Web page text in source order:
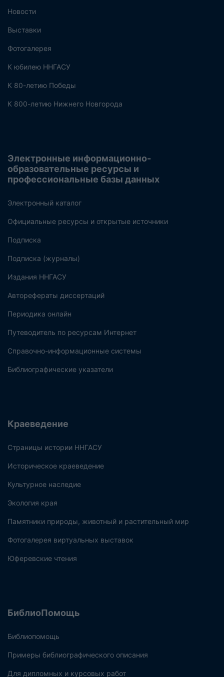
Новости
Выставки
Фотогалерея
К юбилею ННГАСУ
К 80-летию Победы
К 800-летию Нижнего Новгорода
Электронные информационно-
образовательные ресурсы и
профессиональные базы данных
Электронный каталог
Официальные ресурсы и открытые источники
Подписка
Подписка (журналы)
Издания ННГАСУ
Авторефераты диссертаций
Периодика онлайн
Путеводитель по ресурсам Интернет
Справочно-информационные системы
Библиографические указатели
Краеведение
Страницы истории ННГАСУ
Историческое краеведение
Культурное наследие
Экология края
Памятники природы, животный и растительный мир
Фотогалерея виртуальных выставок
Юферевские чтения
БиблиоПомощь
Библиопомощь
Примеры библиографического описания
Для дипломных и курсовых работ